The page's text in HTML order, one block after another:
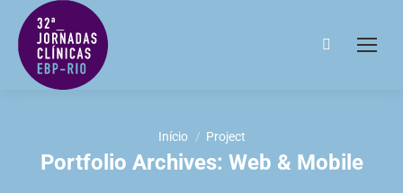
Search:
Você está aqui:
Início Project
Portfolio Archives: Web & Mobile